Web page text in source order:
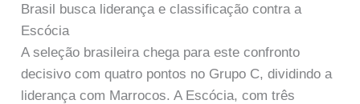
Brasil busca liderança e classificação contra a
Escócia
A seleção brasileira chega para este confronto
decisivo com quatro pontos no Grupo C, dividindo a
liderança com Marrocos. A Escócia, com três